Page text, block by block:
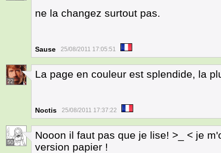
ne la changez surtout pas.
Sause 25/08/2011 17:05:51
22
La page en couleur est splendide, la
Noctis 25/08/2011 17:37:22
50
Nooon il faut pas que je lise! >_ < je
version papier !